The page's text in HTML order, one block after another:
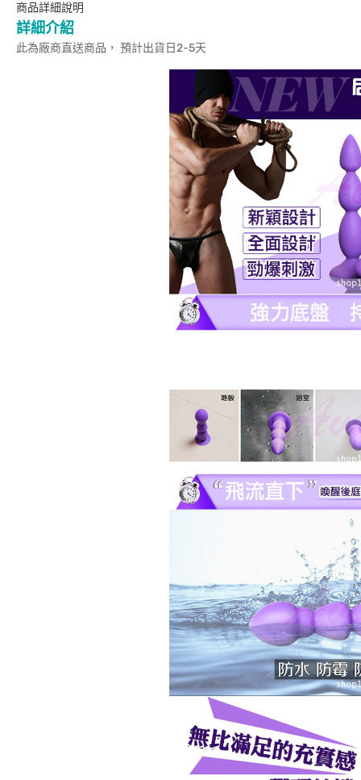
商品詳細說明
詳細介紹
此為廠商直送商品， 預計出貨日2-5天